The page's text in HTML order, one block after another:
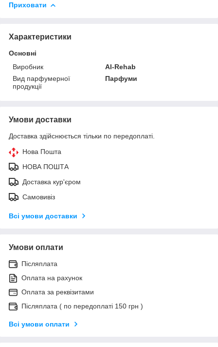
Приховати
Характеристики
Основні
Виробник
Al-Rehab
Вид парфумерної
продукції
Парфуми
Умови доставки
Доставка здійснюється тільки по передоплаті.
Нова Пошта
НОВА ПОШТА
Доставка кур'єром
Самовивіз
Всі умови доставки
Умови оплати
Післяплата
Оплата на рахунок
Оплата за реквізитами
Післяплата ( по передоплаті 150 грн )
Всі умови оплати